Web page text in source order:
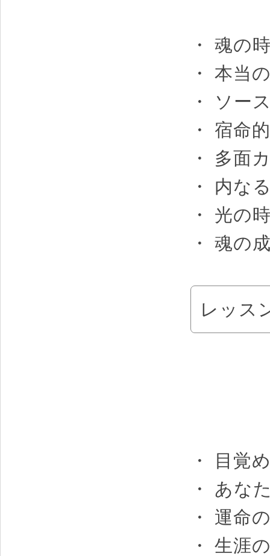
・ 魂の
・ 本当
・ ソー
・ 宿命
・ 多面
・ 内な
・ 光の
・ 魂の
レッス
・ 目覚
・ あな
・ 運命
・ 生涯